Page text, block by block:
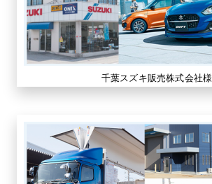
千葉スズキ販売株式会社様